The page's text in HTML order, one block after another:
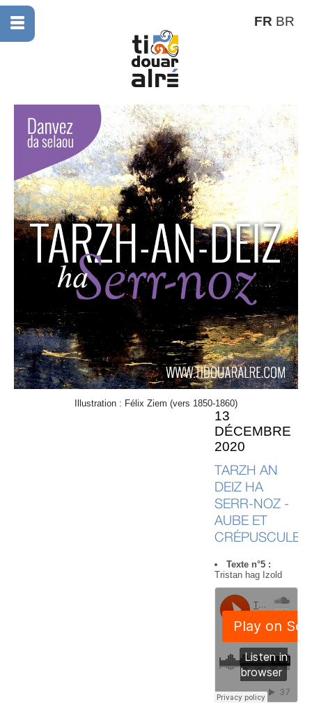
FR BR
Illustration : Félix Ziem (vers 1850-1860)
13
DÉCEMBRE
2020
TARZH AN
DEIZ HA
SERR-NOZ -
AUBE ET
CRÉPUSCULE
Texte n°5 :
Tristan hag Izold